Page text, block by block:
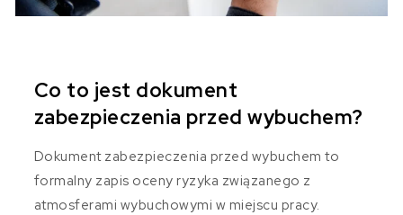
Co to jest dokument
zabezpieczenia przed wybuchem?
Dokument zabezpieczenia przed wybuchem to
formalny zapis oceny ryzyka związanego z
atmosferami wybuchowymi w miejscu pracy.